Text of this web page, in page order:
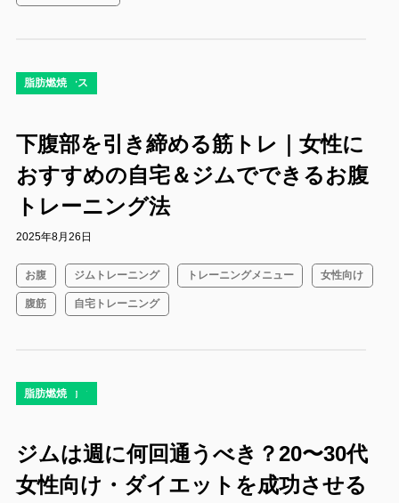
コラム
ダイエット
ボディメイク
有酸素運動
栄養バランス
脂肪燃焼
下腹部を引き締める筋トレ｜女性に
おすすめの自宅＆ジムでできるお腹
トレーニング法
2025年8月26日
お腹 ジムトレーニング トレーニングメニュー 女性向け
腹筋 自宅トレーニング
コラム
ダイエット
ボディメイク
有酸素運動
脂肪燃焼
ジムは週に何回通うべき？20〜30代
女性向け・ダイエットを成功させる